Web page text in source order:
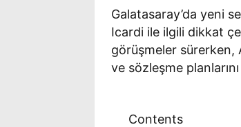
Galatasaray’da yeni
Icardi ile ilgili dikkat
görüşmeler sürerken,
ve sözleşme
Contents